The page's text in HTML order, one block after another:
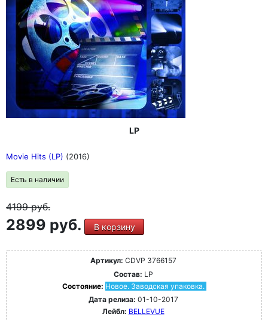
LP
Movie Hits (LP) (2016)
Есть в наличии
4199руб.
2899 руб. В корзину
Артикул: CDVP 3766157
Состав: LP
Состояние: Новое. Заводская упаковка.
Дата релиза: 01-10-2017
Лейбл: BELLEVUE